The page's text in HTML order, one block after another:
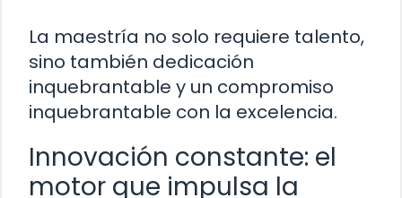
La maestría no solo requiere talento,
sino también dedicación
inquebrantable y un compromiso
inquebrantable con la excelencia.
Innovación constante: el
motor que impulsa la